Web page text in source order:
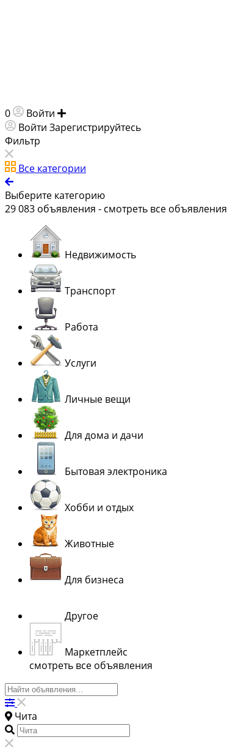
0 Войти
Войти Зарегистрируйтесь
Фильтр
Все категории
Выберите категорию
29 083 объявления - смотреть все объявления
Недвижимость
Транспорт
Работа
Услуги
Личные вещи
Для дома и дачи
Бытовая электроника
Хобби и отдых
Животные
Для бизнеса
Другое
Маркетплейс
смотреть все объявления
Чита